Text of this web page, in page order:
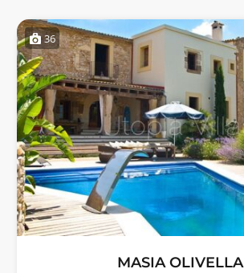
36
MASIA OLIVELLA